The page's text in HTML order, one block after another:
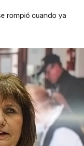
rompió cuando ya